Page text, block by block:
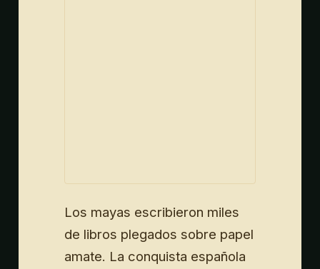
Los mayas escribieron miles
de libros plegados sobre papel
amate. La conquista española